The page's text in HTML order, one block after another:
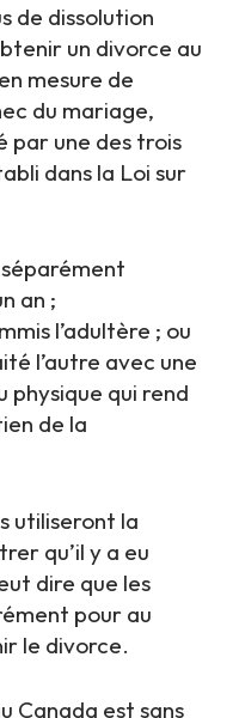
de dissolution
un divorce au
mesure de
du mariage,
par une des trois
dans la Loi sur
an ;
l’adultère ; ou
l’autre avec une
qui rend
de la
utiliseront la
qu’il y a eu
dire que les
pour au
le divorce.
Canada est sans